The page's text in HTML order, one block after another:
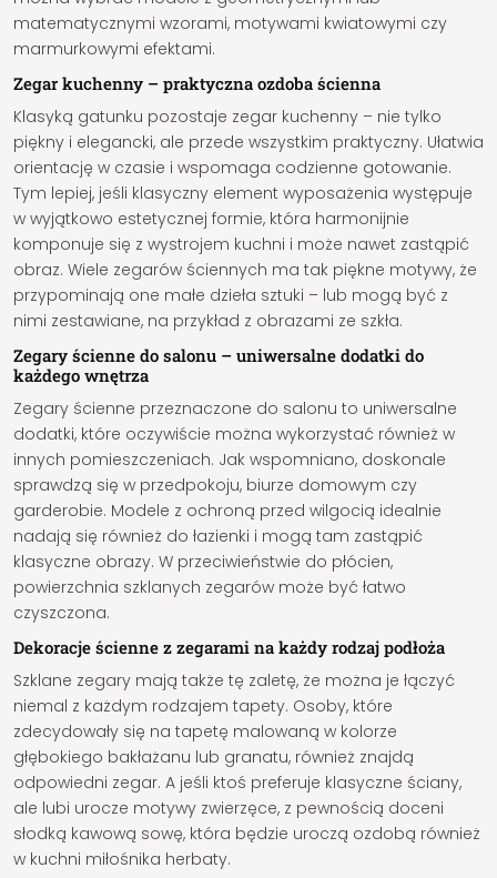
matematycznymi wzorami, motywami kwiatowymi czy
marmurkowymi efektami.
Zegar kuchenny – praktyczna ozdoba ścienna
Klasyką gatunku pozostaje zegar kuchenny – nie tylko
piękny i elegancki, ale przede wszystkim praktyczny. Ułatwia
orientację w czasie i wspomaga codzienne gotowanie.
Tym lepiej, jeśli klasyczny element wyposażenia występuje
w wyjątkowo estetycznej formie, która harmonijnie
komponuje się z wystrojem kuchni i może nawet zastąpić
obraz. Wiele zegarów ściennych ma tak piękne motywy, że
przypominają one małe dzieła sztuki – lub mogą być z
nimi zestawiane, na przykład z obrazami ze szkła.
Zegary ścienne do salonu – uniwersalne dodatki do
każdego wnętrza
Zegary ścienne przeznaczone do salonu to uniwersalne
dodatki, które oczywiście można wykorzystać również w
innych pomieszczeniach. Jak wspomniano, doskonale
sprawdzą się w przedpokoju, biurze domowym czy
garderobie. Modele z ochroną przed wilgocią idealnie
nadają się również do łazienki i mogą tam zastąpić
klasyczne obrazy. W przeciwieństwie do płócien,
powierzchnia szklanych zegarów może być łatwo
czyszczona.
Dekoracje ścienne z zegarami na każdy rodzaj podłoża
Szklane zegary mają także tę zaletę, że można je łączyć
niemal z każdym rodzajem tapety. Osoby, które
zdecydowały się na tapetę malowaną w kolorze
głębokiego bakłażanu lub granatu, również znajdą
odpowiedni zegar. A jeśli ktoś preferuje klasyczne ściany,
ale lubi urocze motywy zwierzęce, z pewnością doceni
słodką kawową sowę, która będzie uroczą ozdobą również
w kuchni miłośnika herbaty.